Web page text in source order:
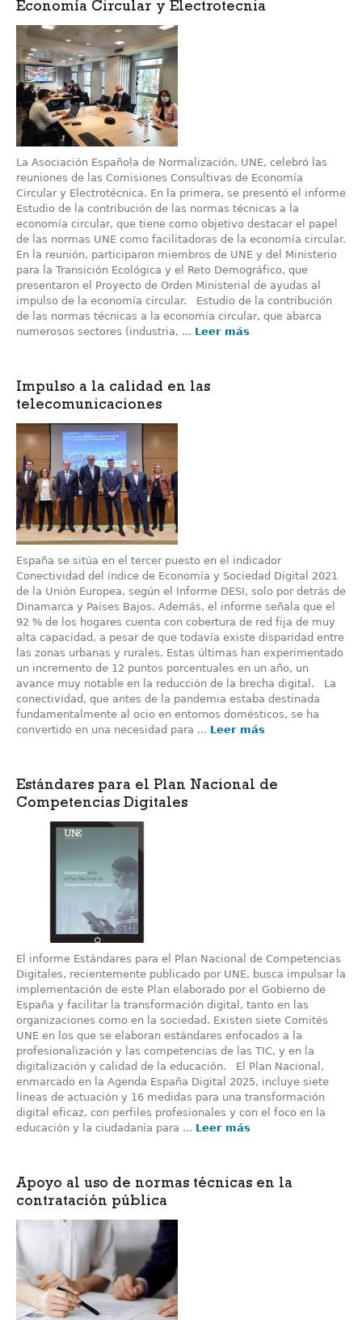
Economía Circular y Electrotecnia
La Asociación Española de Normalización, UNE, celebró las
reuniones de las Comisiones Consultivas de Economía
Circular y Electrotécnica. En la primera, se presentó el informe
Estudio de la contribución de las normas técnicas a la
economía circular, que tiene como objetivo destacar el papel
de las normas UNE como facilitadoras de la economía circular.
En la reunión, participaron miembros de UNE y del Ministerio
para la Transición Ecológica y el Reto Demográfico, que
presentaron el Proyecto de Orden Ministerial de ayudas al
impulso de la economía circular. Estudio de la contribución
de las normas técnicas a la economía circular, que abarca
numerosos sectores (industria, ... Leer más
Impulso a la calidad en las
telecomunicaciones
España se sitúa en el tercer puesto en el indicador
Conectividad del índice de Economía y Sociedad Digital 2021
de la Unión Europea, según el Informe DESI, solo por detrás de
Dinamarca y Países Bajos. Además, el informe señala que el
92 % de los hogares cuenta con cobertura de red fija de muy
alta capacidad, a pesar de que todavía existe disparidad entre
las zonas urbanas y rurales. Estas últimas han experimentado
un incremento de 12 puntos porcentuales en un año, un
avance muy notable en la reducción de la brecha digital. La
conectividad, que antes de la pandemia estaba destinada
fundamentalmente al ocio en entornos domésticos, se ha
convertido en una necesidad para ... Leer más
Estándares para el Plan Nacional de
Competencias Digitales
El informe Estándares para el Plan Nacional de Competencias
Digitales, recientemente publicado por UNE, busca impulsar la
implementación de este Plan elaborado por el Gobierno de
España y facilitar la transformación digital, tanto en las
organizaciones como en la sociedad. Existen siete Comités
UNE en los que se elaboran estándares enfocados a la
profesionalización y las competencias de las TIC, y en la
digitalización y calidad de la educación. El Plan Nacional,
enmarcado en la Agenda España Digital 2025, incluye siete
líneas de actuación y 16 medidas para una transformación
digital eficaz, con perfiles profesionales y con el foco en la
educación y la ciudadanía para ... Leer más
Apoyo al uso de normas técnicas en la
contratación pública